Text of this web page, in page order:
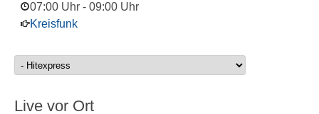
07:00 Uhr - 09:00 Uhr
Kreisfunk
Live vor Ort